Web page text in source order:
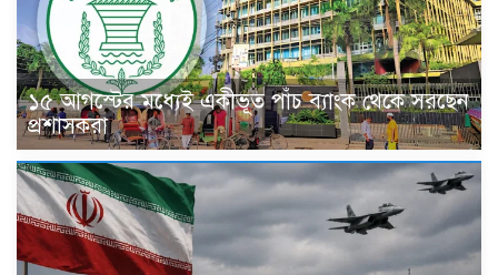
১৫ আগস্টের মধ্যেই একীভূত পাঁচ ব্যাংক থেকে সরছেন
প্রশাসকরা